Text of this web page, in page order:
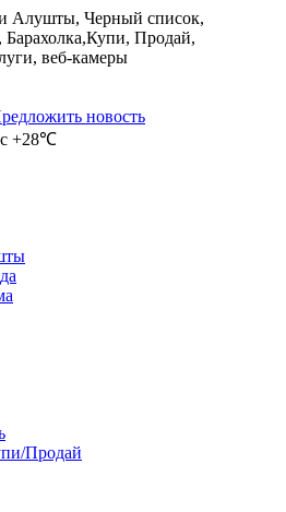
новость
+28℃
Продай